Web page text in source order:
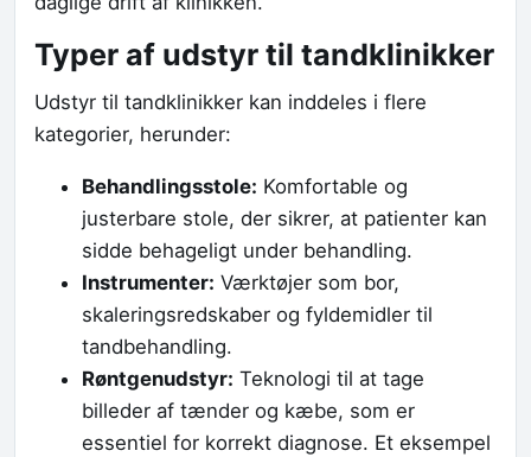
Typer af udstyr til tandklinikker
Udstyr til tandklinikker kan inddeles i flere
kategorier, herunder:
Behandlingsstole: Komfortable og
justerbare stole, der sikrer, at patienter kan
sidde behageligt under behandling.
Instrumenter: Værktøjer som bor,
skaleringsredskaber og fyldemidler til
tandbehandling.
Røntgenudstyr: Teknologi til at tage
billeder af tænder og kæbe, som er
essentiel for korrekt diagnose. Et eksempel